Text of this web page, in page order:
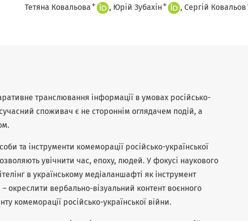
Тетяна Ковальова + Юрій Зубахін + Сергій Ковальов
транслювання інформації в умовах російсько-
споживач є не стороннім оглядачем подій, а
та інструменти комеморації російсько-української
увічнити час, епоху, людей. У фокусі наукового
в українському медіаланшафті як інструмент
– окреслити вербально-візуальний контент воєнного
комеморації російсько-української війни.